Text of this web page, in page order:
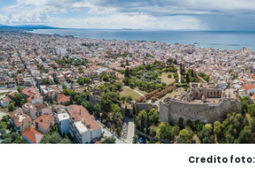
Credito